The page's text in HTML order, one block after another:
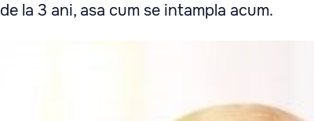
de la 3 ani, asa cum se intampla acum.